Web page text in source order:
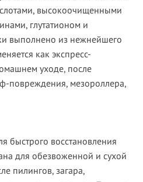
высокоочищенными
глутатионом и
выполнено из нежнейшего
как экспресс-
уходе, после
повреждения, мезороллера,
быстрого восстановления
для обезвоженной и сухой
пилингов, загара,